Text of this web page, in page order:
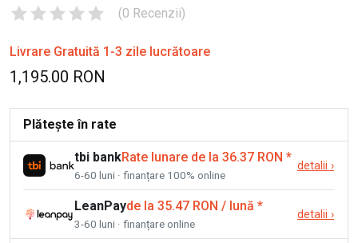
(0 Recenzii)
Livrare Gratuită 1-3 zile lucrătoare
1,195.00 RON
Plătește în rate
tbi bankRate lunare de la 36.37 RON *
6-60 luni · finanțare 100% online
detalii ›
LeanPayde la 35.47 RON / lună *
3-60 luni · finanțare online
detalii ›